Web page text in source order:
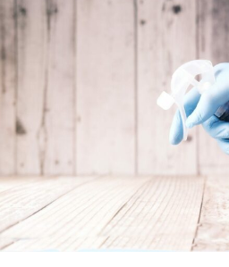
des
tâches
pour
grand
ménage
de
printemps
des
bureaux
et
petites